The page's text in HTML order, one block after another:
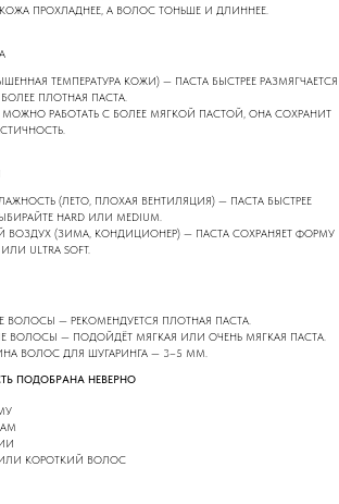
ПРОХЛАДНЕЕ, А ВОЛОС ТОНЬШЕ И ДЛИННЕЕ.
ТЕМПЕРАТУРА КОЖИ) — ПАСТА БЫСТРЕЕ РАЗМЯГЧАЕТСЯ
ПЛОТНАЯ ПАСТА.
РАБОТАТЬ С БОЛЕЕ МЯГКОЙ ПАСТОЙ, ОНА СОХРАНИТ
(ЛЕТО, ПЛОХАЯ ВЕНТИЛЯЦИЯ) — ПАСТА БЫСТРЕЕ
HARD ИЛИ MEDIUM.
ВОЗДУХ (ЗИМА, КОНДИЦИОНЕР) — ПАСТА СОХРАНЯЕТ ФОРМУ
ULTRA SOFT.
ВОЛОСЫ — РЕКОМЕНДУЕТСЯ ПЛОТНАЯ ПАСТА.
ВОЛОСЫ — ПОДОЙДЁТ МЯГКАЯ ИЛИ ОЧЕНЬ МЯГКАЯ ПАСТА.
ВОЛОС ДЛЯ ШУГАРИНГА — 3–5 ММ.
ПОДОБРАНА НЕВЕРНО
ИЛИ КОРОТКИЙ ВОЛОС